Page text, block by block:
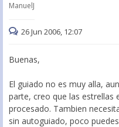
ManuelJ
26 Jun 2006, 12:07
Buenas,
El guiado no es muy alla,
parte, creo que las estrellas
procesado. Tambien
sin autoguiado, poco